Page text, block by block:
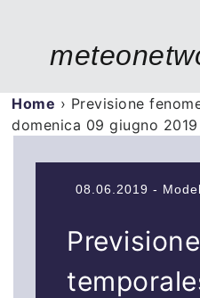
Home › Previsione
domenica 09 giugno 2019
08.06.2019 -